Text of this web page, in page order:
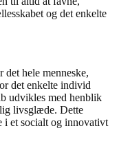
og det enkelte
hele menneske,
det enkelte individ
udvikles med henblik
livsglæde. Dette
i et socialt og innovativt